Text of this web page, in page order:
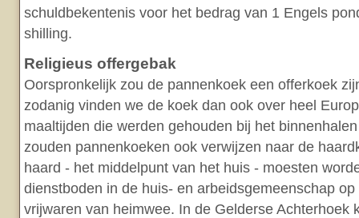
schuldbekentenis voor het bedrag van 1 Engels
shilling.
Religieus offergebak
Oorspronkelijk zou de pannenkoek een offerkoek
zodanig vinden we de koek dan ook over heel
maaltijden die werden gehouden bij het
zouden pannenkoeken ook verwijzen naar de
haard - het middelpunt van het huis - moesten
dienstboden in de huis- en arbeidsgemeenschap
vrijwaren van heimwee. In de Gelderse Achterhoek